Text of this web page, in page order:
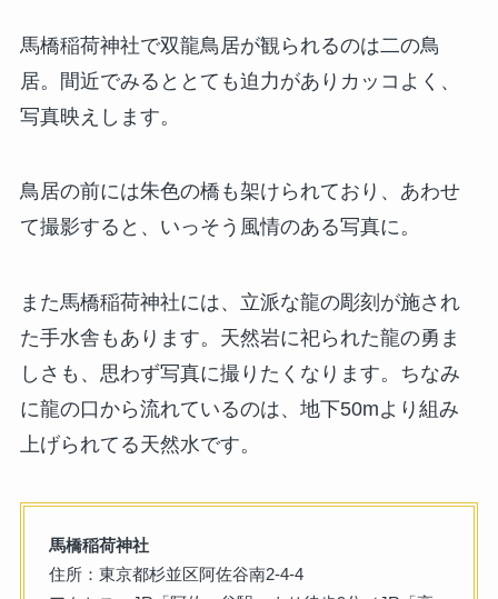
馬橋稲荷神社で双龍鳥居が観られるのは二の鳥
居。間近でみるととても迫力がありカッコよく、
写真映えします。
鳥居の前には朱色の橋も架けられており、あわせ
て撮影すると、いっそう風情のある写真に。
また馬橋稲荷神社には、立派な龍の彫刻が施され
た手水舎もあります。天然岩に祀られた龍の勇ま
しさも、思わず写真に撮りたくなります。ちなみ
に龍の口から流れているのは、地下50mより組み
上げられてる天然水です。
馬橋稲荷神社
住所：東京都杉並区阿佐谷南2-4-4